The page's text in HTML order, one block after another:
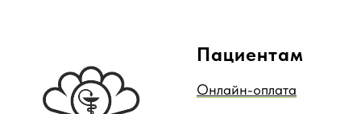
Пациентам
Онлайн-оплата